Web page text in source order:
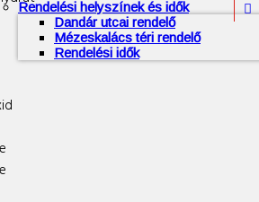
Rendelési helyszínek és idők 
Dandár utcai rendelő
Mézeskalács téri rendelő
Rendelési idők